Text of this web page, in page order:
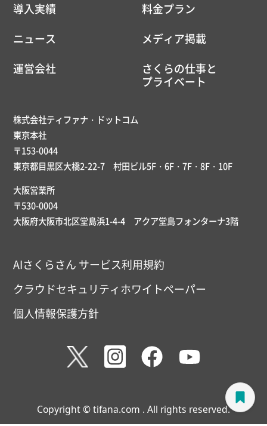
導入実績
料金プラン
ニュース
メディア掲載
運営会社
さくらの仕事と
プライベート
株式会社ティファナ・ドットコム
東京本社
〒153-0044
東京都目黒区大橋2-22-7 村田ビル5F・6F・7F・8F・10F
大阪営業所
〒530-0004
大阪府大阪市北区堂島浜1-4-4 アクア堂島フォンターナ3階
AIさくらさん サービス利用規約
クラウドセキュリティホワイトペーパー
個人情報保護方針
Copyright © tifana.com . All rights reserved.